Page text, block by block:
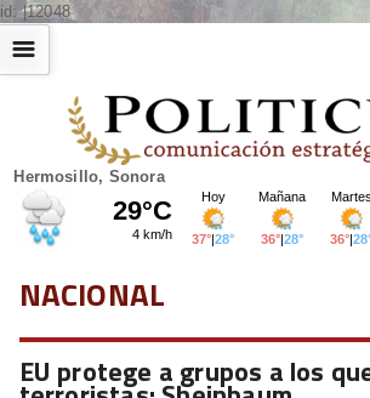
id: |12048
Hermosillo, Sonora
☰
NACIONAL
EU protege a grupos a los